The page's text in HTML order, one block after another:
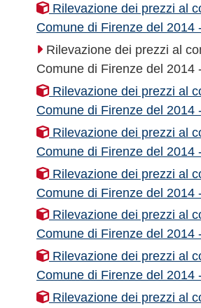
Rilevazione dei prezzi al
Comune di Firenze del 2014
Rilevazione dei prezzi al
Comune di Firenze del 2014
Rilevazione dei prezzi al
Comune di Firenze del 2014
Rilevazione dei prezzi al
Comune di Firenze del 2014
Rilevazione dei prezzi al
Comune di Firenze del 2014
Rilevazione dei prezzi al
Comune di Firenze del 2014
Rilevazione dei prezzi al
Comune di Firenze del 2014
Rilevazione dei prezzi al